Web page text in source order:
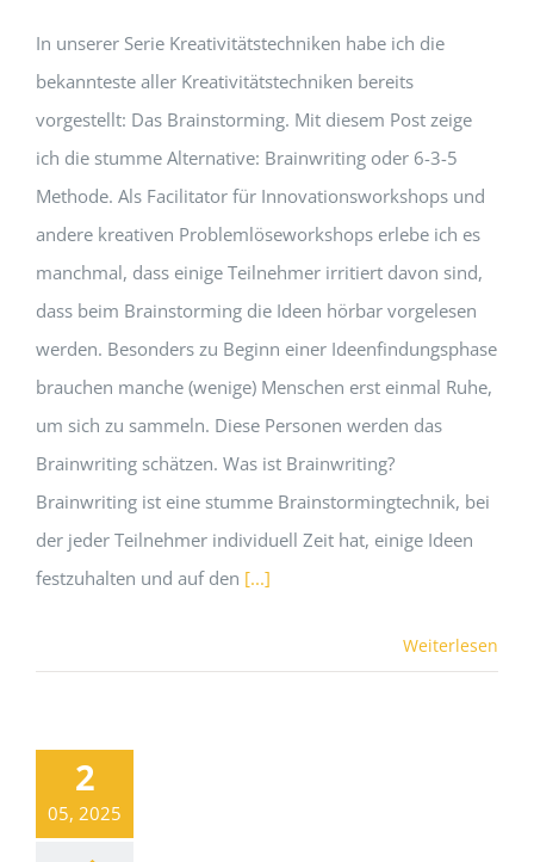
In unserer Serie Kreativitätstechniken habe ich die
bekannteste aller Kreativitätstechniken bereits
vorgestellt: Das Brainstorming. Mit diesem Post zeige
ich die stumme Alternative: Brainwriting oder 6-3-5
Methode. Als Facilitator für Innovationsworkshops und
andere kreativen Problemlöseworkshops erlebe ich es
manchmal, dass einige Teilnehmer irritiert davon sind,
dass beim Brainstorming die Ideen hörbar vorgelesen
werden. Besonders zu Beginn einer Ideenfindungsphase
brauchen manche (wenige) Menschen erst einmal Ruhe,
um sich zu sammeln. Diese Personen werden das
Brainwriting schätzen. Was ist Brainwriting?
Brainwriting ist eine stumme Brainstormingtechnik, bei
der jeder Teilnehmer individuell Zeit hat, einige Ideen
festzuhalten und auf den [...]
Weiterlesen
2
05, 2025